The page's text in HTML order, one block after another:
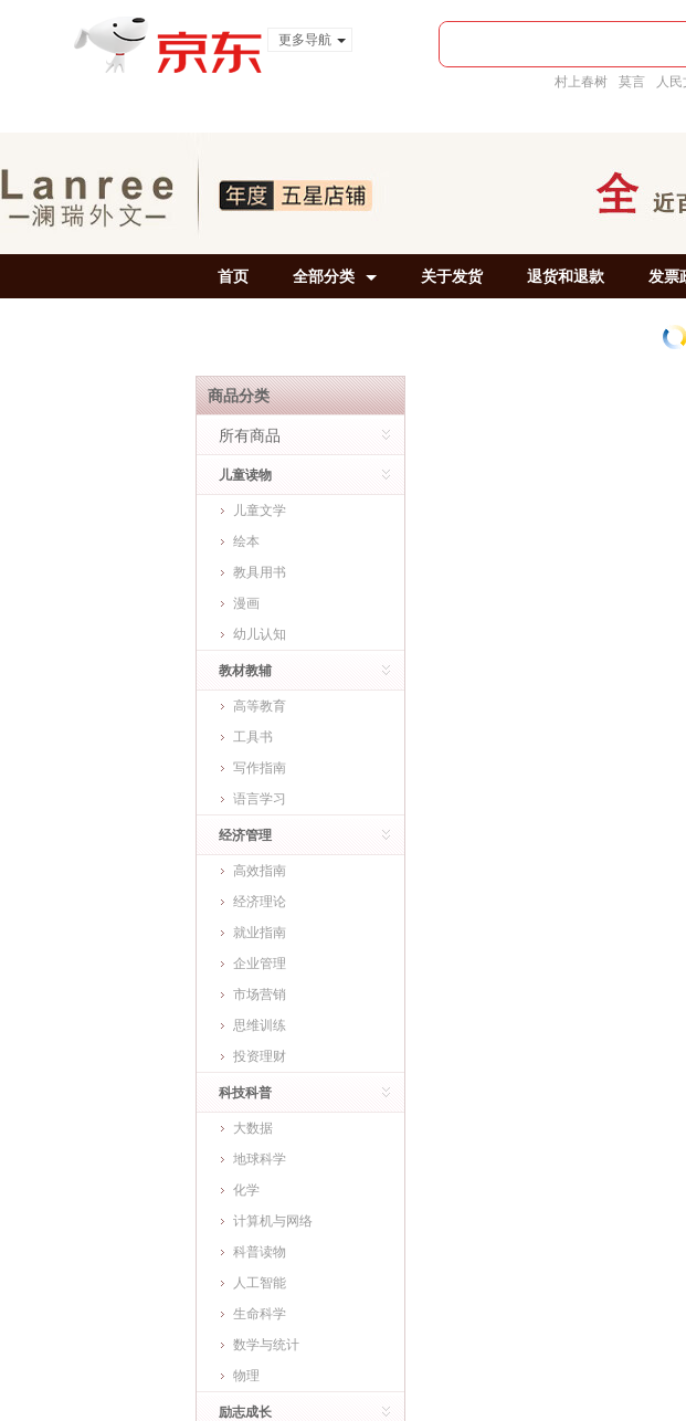
更多导航
村上春树 莫言 人
首页 全部分类 关于发货 退货和退款 发票
商品分类
所有商品
儿童读物
儿童文学
绘本
教具用书
漫画
幼儿认知
教材教辅
高等教育
工具书
写作指南
语言学习
经济管理
高效指南
经济理论
就业指南
企业管理
市场营销
思维训练
投资理财
科技科普
大数据
地球科学
化学
计算机与网络
科普读物
人工智能
生命科学
数学与统计
物理
励志成长